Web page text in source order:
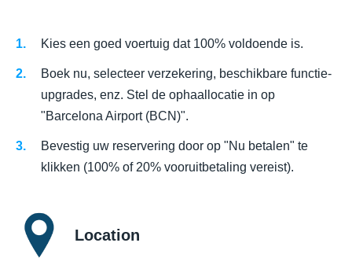
Kies een goed voertuig dat 100% voldoende is.
Boek nu, selecteer verzekering, beschikbare functie-
upgrades, enz. Stel de ophaallocatie in op
"Barcelona Airport (BCN)".
Bevestig uw reservering door op "Nu betalen" te
klikken (100% of 20% vooruitbetaling vereist).
Location